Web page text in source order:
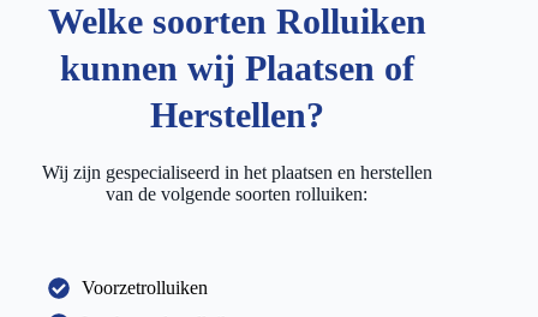
Welke soorten Rolluiken
kunnen wij Plaatsen of
Herstellen?
Wij zijn gespecialiseerd in het plaatsen en herstellen
van de volgende soorten rolluiken:
Voorzetrolluiken